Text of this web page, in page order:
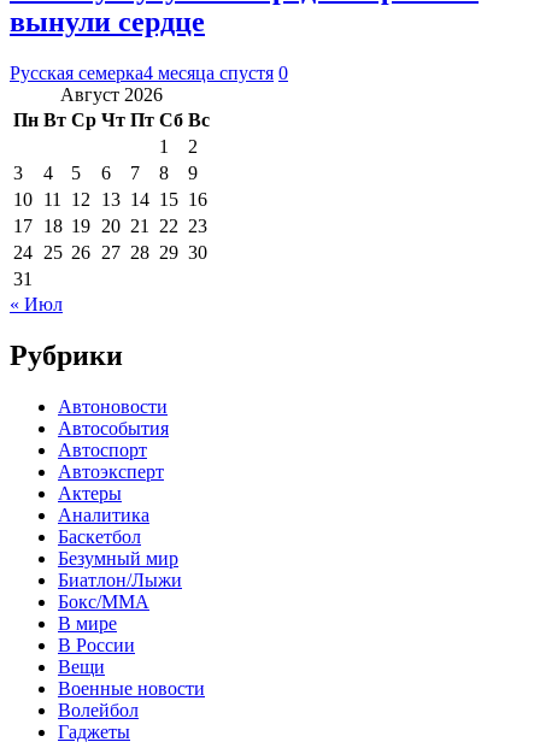
вынули сердце
Русская семерка4 месяца спустя 0
Август 2026
Пн Вт Ср Чт Пт Сб Вс
1
2
3
4 5 6 7 8
9
10 11 12 13 14 15 16
17 18 19 20 21 22 23
24 25 26 27 28 29 30
31
« Июл
Рубрики
Автоновости
Автособытия
Автоспорт
Автоэксперт
Актеры
Аналитика
Баскетбол
Безумный мир
Биатлон/Лыжи
Бокс/MMA
В мире
В России
Вещи
Военные новости
Волейбол
Гаджеты